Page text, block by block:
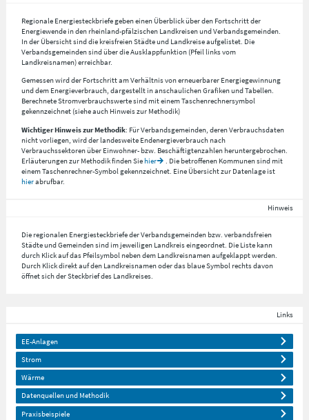
Regionale Energiesteckbriefe geben einen Überblick über den Fortschritt der
Energiewende in den rheinland-pfälzischen Landkreisen und Verbandsgemeinden.
In der Übersicht sind die kreisfreien Städte und Landkreise aufgelistet. Die
Verbandsgemeinden sind über die Ausklappfunktion (Pfeil links vom
Landkreisnamen) erreichbar.
Gemessen wird der Fortschritt am Verhältnis von erneuerbarer Energiegewinnung
und dem Energieverbrauch, dargestellt in anschaulichen Grafiken und Tabellen.
Berechnete Stromverbrauchswerte sind mit einem Taschenrechnersymbol
gekennzeichnet (siehe auch Hinweis zur Methodik)
Wichtiger Hinweis zur Methodik: Für Verbandsgemeinden, deren Verbrauchsdaten
nicht vorliegen, wird der landesweite Endenergieverbrauch nach
Verbrauchssektoren über Einwohner- bzw. Beschäftigtenzahlen heruntergebrochen.
Erläuterungen zur Methodik finden Siehier
. Die betroffenen Kommunen sind mit
einem Taschenrechner-Symbol gekennzeichnet. Eine Übersicht zur Datenlage ist
hierabrufbar.
Hinweis
Die regionalen Energiesteckbriefe der Verbandsgemeinden bzw. verbandsfreien
Städte und Gemeinden sind im jeweiligen Landkreis eingeordnet. Die Liste kann
durch Klick auf das Pfeilsymbol neben dem Landkreisnamen aufgeklappt werden.
Durch Klick direkt auf den Landkreisnamen oder das blaue Symbol rechts davon
öffnet sich der Steckbrief des Landkreises.
Links
EE-Anlagen
Strom
Wärme
Datenquellen und Methodik
Praxisbeispiele